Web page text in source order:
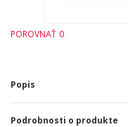
POROVNAŤ 0
Popis
Podrobnosti o produkte